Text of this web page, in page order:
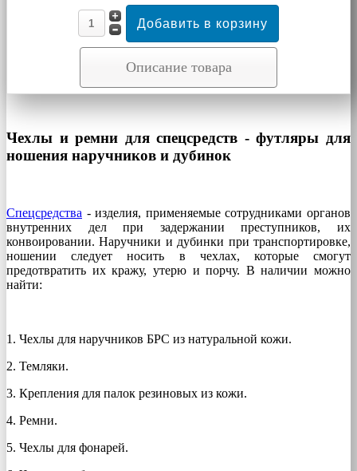
Описание товара
Чехлы и ремни для спецсредств - футляры для
ношения наручников и дубинок
Спецсредства - изделия, применяемые сотрудниками органов
внутренних дел при задержании преступников, их
конвоировании. Наручники и дубинки при транспортировке,
ношении следует носить в чехлах, которые смогут
предотвратить их кражу, утерю и порчу. В наличии можно
найти:
1. Чехлы для наручников БРС из натуральной кожи.
2. Темляки.
3. Крепления для палок резиновых из кожи.
4. Ремни.
5. Чехлы для фонарей.